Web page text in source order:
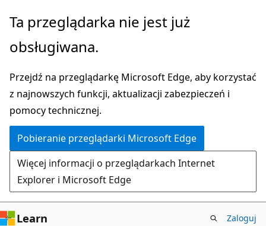
Przejdź
głównej
Przejdź
nawigacji
stronie
Ta przeglądarka nie jest już
obsługiwana.
Przejdź na przeglądarkę Microsoft Edge, aby korzystać
z najnowszych funkcji, aktualizacji zabezpieczeń i
pomocy technicznej.
Pobieranie przeglądarki Microsoft Edge
Więcej informacji o przeglądarkach Internet
Explorer i Microsoft Edge
Learn Zaloguj